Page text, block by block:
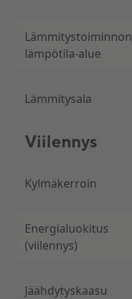
Lämmitystoiminnon
lämpötila-alue
Lämmitysala
Viilennys
Kylmäkerroin
Energialuokitus
(viilennys)
Jäähdytyskaasu